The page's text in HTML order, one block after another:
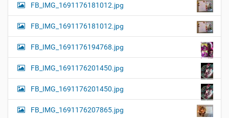
FB_IMG_1691176181012.jpg
FB_IMG_1691176181012.jpg
FB_IMG_1691176194768.jpg
FB_IMG_1691176201450.jpg
FB_IMG_1691176201450.jpg
FB_IMG_1691176207865.jpg